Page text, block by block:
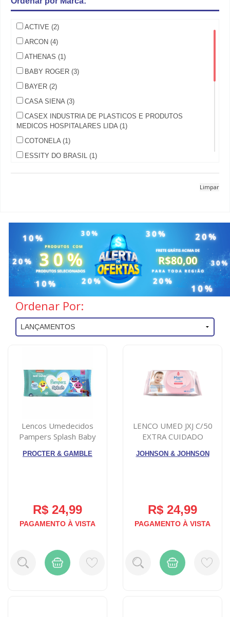
ACTIVE (2)
ARCON (4)
ATHENAS (1)
BABY ROGER (3)
BAYER (2)
CASA SIENA (3)
CASEX INDUSTRIA DE PLASTICOS E PRODUTOS
MEDICOS HOSPITALARES LIDA (1)
COTONELA (1)
ESSITY DO BRASIL (1)
JOHNSON & JOHNSON (9)
KIMBERLY CLARK (8)
LOLLY (1)
MARDAM (2)
OLLÉA (1)
POWER SAVE INDUSTRIA (5)
PROCTER & GAMBLE (11)
VILMA SIMON BIJU (1)
Limpar
Ordenar Por:
Lencos Umedecidos
Pampers Splash Baby
PROCTER & GAMBLE
R$ 24,99
PAGAMENTO À VISTA
LENCO UMED JXJ C/50
EXTRA CUIDADO
JOHNSON & JOHNSON
R$ 24,99
PAGAMENTO À VISTA